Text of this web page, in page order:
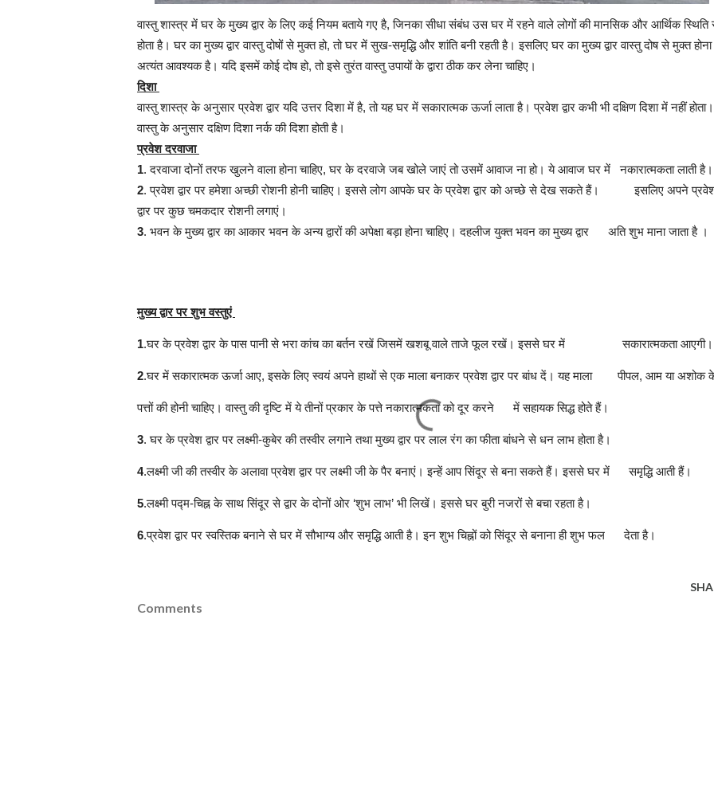
वास्तु शास्त्र में घर के मुख्य द्वार के लिए कई नियम बताये गए है, जिनका सीधा संबंध उस घर में रहने वाले लोगों की मानसिक और आर्थिक स्थिति
होता है। घर का मुख्य द्वार वास्तु दोषों से मुक्त हो, तो घर में सुख-समृद्धि और शांति बनी रहती है। इसलिए घर का मुख्य द्वार वास्तु दोष से मुक्त होना
अत्यंत आवश्यक है। यदि इसमें कोई दोष हो, तो इसे तुरंत वास्तु उपायों के द्वारा ठीक कर लेना चाहिए।
दिशा
वास्तु शास्त्र के अनुसार प्रवेश द्वार यदि उत्तर दिशा में है, तो यह घर में सकारात्मक ऊर्जा लाता है। प्रवेश द्वार कभी भी दक्षिण दिशा में नहीं होता।
वास्तु के अनुसार दक्षिण दिशा नर्क की दिशा होती है।
प्रवेश दरवाजा
1. दरवाजा दोनों तरफ खुलने वाला होना चाहिए, घर के दरवाजे जब खोले जाएं तो उसमें आवाज ना हो। ये आवाज घर में नकारात्मकता लाती है।
2. प्रवेश द्वार पर हमेशा अच्छी रोशनी होनी चाहिए। इससे लोग आपके घर के प्रवेश द्वार को अच्छे से देख सकते हैं। इसलिए अपने
द्वार पर कुछ चमकदार रोशनी लगाएं।
3. भवन के मुख्य द्वार का आकार भवन के अन्य द्वारों की अपेक्षा बड़ा होना चाहिए। दहलीज युक्त भवन का मुख्य द्वार अति शुभ माना जाता है ।
मुख्य द्वार पर शुभ वस्तुएं
1.घर के प्रवेश द्वार के पास पानी से भरा कांच का बर्तन रखें जिसमें खशबू वाले ताजे फूल रखें। इससे घर में सकारात्मकता आएगी।
2.घर में सकारात्मक ऊर्जा आए, इसके लिए स्वयं अपने हाथों से एक माला बनाकर प्रवेश द्वार पर बांध दें। यह माला पीपल, आम या अशोक
पत्तों की होनी चाहिए। वास्तु की दृष्टि में ये तीनों प्रकार के पत्ते नकारात्मकता को दूर करने में सहायक सिद्ध होते हैं।
3. घर के प्रवेश द्वार पर लक्ष्मी-कुबेर की तस्वीर लगाने तथा मुख्य द्वार पर लाल रंग का फीता बांधने से धन लाभ होता है।
4.लक्ष्मी जी की तस्वीर के अलावा प्रवेश द्वार पर लक्ष्मी जी के पैर बनाएं। इन्हें आप सिंदूर से बना सकते हैं। इससे घर में समृद्धि आती हैं।
5.लक्ष्मी पद्म-चिह्न के साथ सिंदूर से द्वार के दोनों ओर ‘शुभ लाभ’ भी लिखें। इससे घर बुरी नजरों से बचा रहता है।
6.प्रवेश द्वार पर स्वस्तिक बनाने से घर में सौभाग्य और समृद्धि आती है। इन शुभ चिह्नों को सिंदूर से बनाना ही शुभ फल देता है।
Comments